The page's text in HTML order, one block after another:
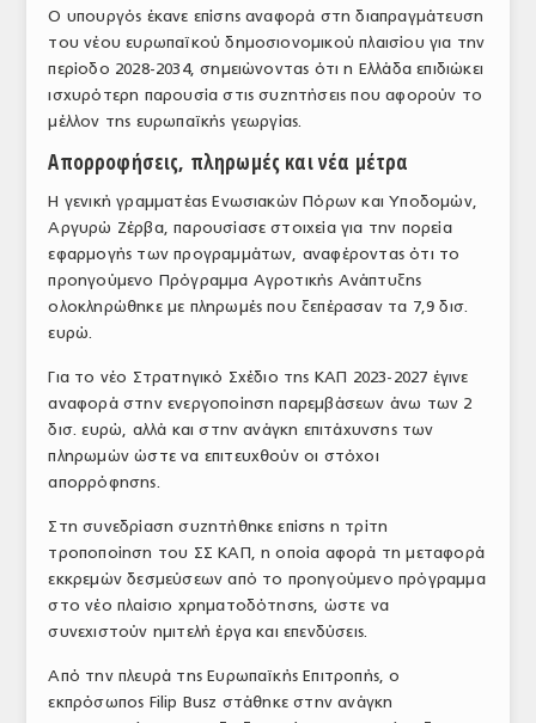
ΤΟ ΠΕΡΙΟΔΙΚΟ
Profile
Ο υπουργός έκανε επίσης αναφορά στη διαπραγμάτευση
του νέου ευρωπαϊκού δημοσιονομικού πλαισίου για την
περίοδο 2028-2034, σημειώνοντας ότι η Ελλάδα επιδιώκει
ισχυρότερη παρουσία στις συζητήσεις που αφορούν το
μέλλον της ευρωπαϊκής γεωργίας.
Απορροφήσεις, πληρωμές και νέα μέτρα
Η γενική γραμματέας Ενωσιακών Πόρων και Υποδομών,
Αργυρώ Ζέρβα, παρουσίασε στοιχεία για την πορεία
εφαρμογής των προγραμμάτων, αναφέροντας ότι το
προηγούμενο Πρόγραμμα Αγροτικής Ανάπτυξης
ολοκληρώθηκε με πληρωμές που ξεπέρασαν τα 7,9 δισ.
ευρώ.
Για το νέο Στρατηγικό Σχέδιο της ΚΑΠ 2023-2027 έγινε
αναφορά στην ενεργοποίηση παρεμβάσεων άνω των 2
δισ. ευρώ, αλλά και στην ανάγκη επιτάχυνσης των
πληρωμών ώστε να επιτευχθούν οι στόχοι
απορρόφησης.
Στη συνεδρίαση συζητήθηκε επίσης η τρίτη
τροποποίηση του ΣΣ ΚΑΠ, η οποία αφορά τη μεταφορά
εκκρεμών δεσμεύσεων από το προηγούμενο πρόγραμμα
στο νέο πλαίσιο χρηματοδότησης, ώστε να
συνεχιστούν ημιτελή έργα και επενδύσεις.
Από την πλευρά της Ευρωπαϊκής Επιτροπής, ο
εκπρόσωπος Filip Busz στάθηκε στην ανάγκη